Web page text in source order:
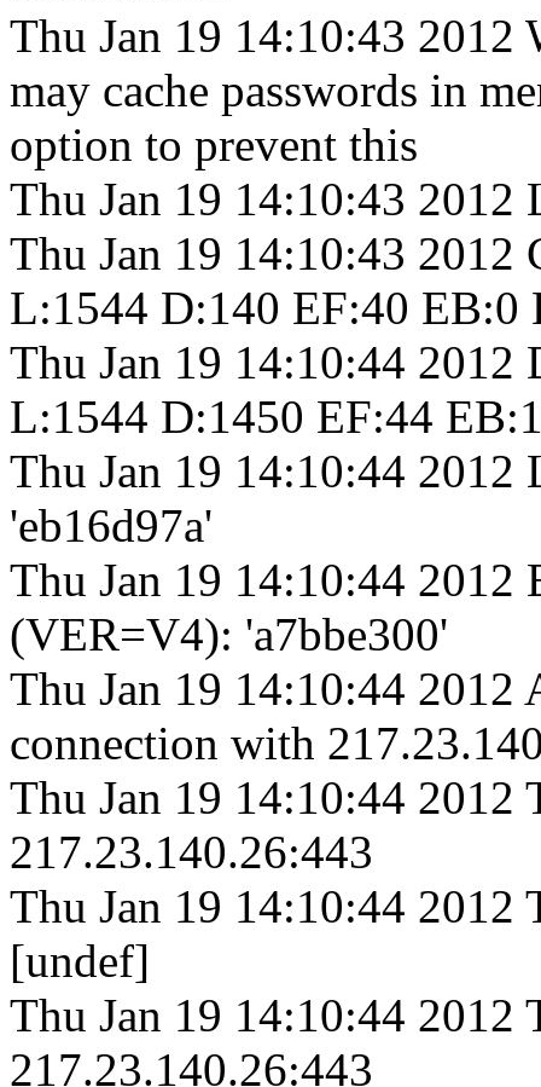
Thu Jan 19 14:10:43
may cache passwords in
option to prevent this
Thu Jan 19 14:10:43
Thu Jan 19 14:10:43
L:1544 D:140 EF:40 EB:0
Thu Jan 19 14:10:44 2012
L:1544 D:1450 EF:44
Thu Jan 19 14:10:44
'eb16d97a'
Thu Jan 19 14:10:44 2012
(VER=V4): 'a7bbe300'
Thu Jan 19 14:10:44 2012
connection with
Thu Jan 19 14:10:44 2012
217.23.140.26:443
Thu Jan 19 14:10:44
[undef]
Thu Jan 19 14:10:44
217.23.140.26:443